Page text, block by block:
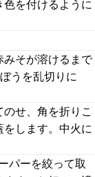
を付けるように
みそが溶けるまで
うを乱切りに
せ、角を折りこ
します。中火に
パーを絞って取